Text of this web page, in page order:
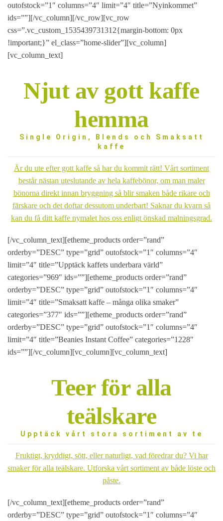
outofstock=”1″ columns=”4″ limit=”4″ title=”Nyinkommet”
ids=””][/vc_column][/vc_row][vc_row
css=”.vc_custom_1535439731312{margin-bottom: 0px
!important;}” el_class=”home-slider”][vc_column]
[vc_column_text]
Njut av gott kaffe
hemma
Single Origin, Blends och Smaksatt
kaffe
Är du ute efter gott kaffe så har du kommit rätt! Vårt sortiment
består nästan uteslutande av hela kaffebönor, om man maler
bönorna direkt innan bryggning så blir smaken både rikare och
färskare och det doftar dessutom underbart! Saknar du kvarn så
kan du få ditt kaffe nymalet hos oss enligt önskad malningsgrad.
[/vc_column_text][etheme_products order=”rand”
orderby=”DESC” type=”grid” outofstock=”1″ columns=”4″
limit=”4″ title=”Upptäck kaffets underbara värld”
categories=”969″ ids=””][etheme_products order=”rand”
orderby=”DESC” type=”grid” outofstock=”1″ columns=”4″
limit=”4″ title=”Smaksatt kaffe – många olika smaker”
categories=”377″ ids=””][etheme_products order=”rand”
orderby=”DESC” type=”grid” outofstock=”1″ columns=”4″
limit=”4″ title=”Beanies Instant Coffee” categories=”1228″
ids=””][/vc_column][vc_column][vc_column_text]
Teer för alla
teälskare
Upptäck vårt stora sortiment av te
Fruktigt, kryddigt, sött, eller naturligt, vad föredrar du? Vi har
smaker för alla teälskare. Utforska vårt sortiment av både löste och
påste.
[/vc_column_text][etheme_products order=”rand”
orderby=”DESC” type=”grid” outofstock=”1″ columns=”4″